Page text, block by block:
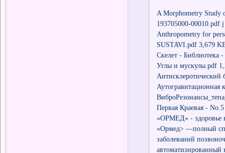
A Morphometry Study
193705000-00010.pdf
Anthropometry for
SUSTAVI.pdf 3,679
Скелет - Библиотека
Углы и мускулы.pdf
Первая Краевая -
«ОРМЕД» - здоровье
«Ормед> —полный
заболеваний
автоматизированный